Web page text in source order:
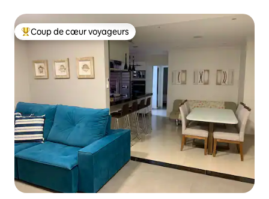
Coups de cœur voyageurs les plus appréciés
Coup de cœur voyageurs